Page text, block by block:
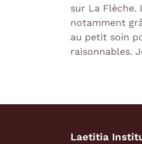
sur La Flèche.
notamment
au petit soin
raisonnables.
Laetitia